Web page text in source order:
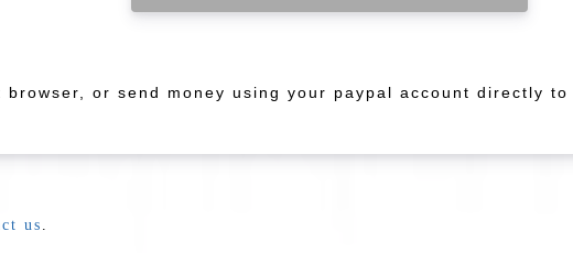
or send money using your paypal account directly to
us